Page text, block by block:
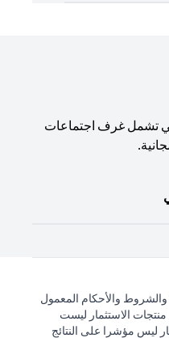
تشمل غرف اجتماعات
والأحكام المعمول
الاستثمار ليست
ليس مؤشرا على النتائج